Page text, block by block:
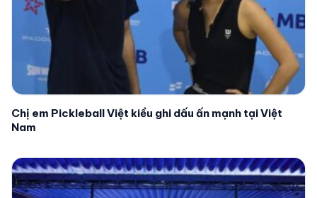
Chị em Pickleball Việt kiều ghi dấu ấn mạnh tại Việt
Nam